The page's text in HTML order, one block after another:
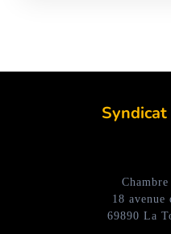
18 avenue
69890 La